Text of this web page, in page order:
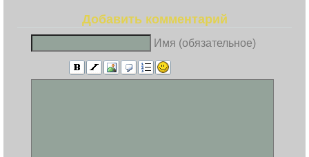
Добавить комментарий
Имя (обязательное)